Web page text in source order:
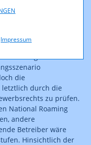
Impressum
hierzu
temporäres
fünf Jahre
ist aus Sicht
die
durch die
zu prüfen.
National Roaming
andere
Betreiber wäre
Hinsichtlich der